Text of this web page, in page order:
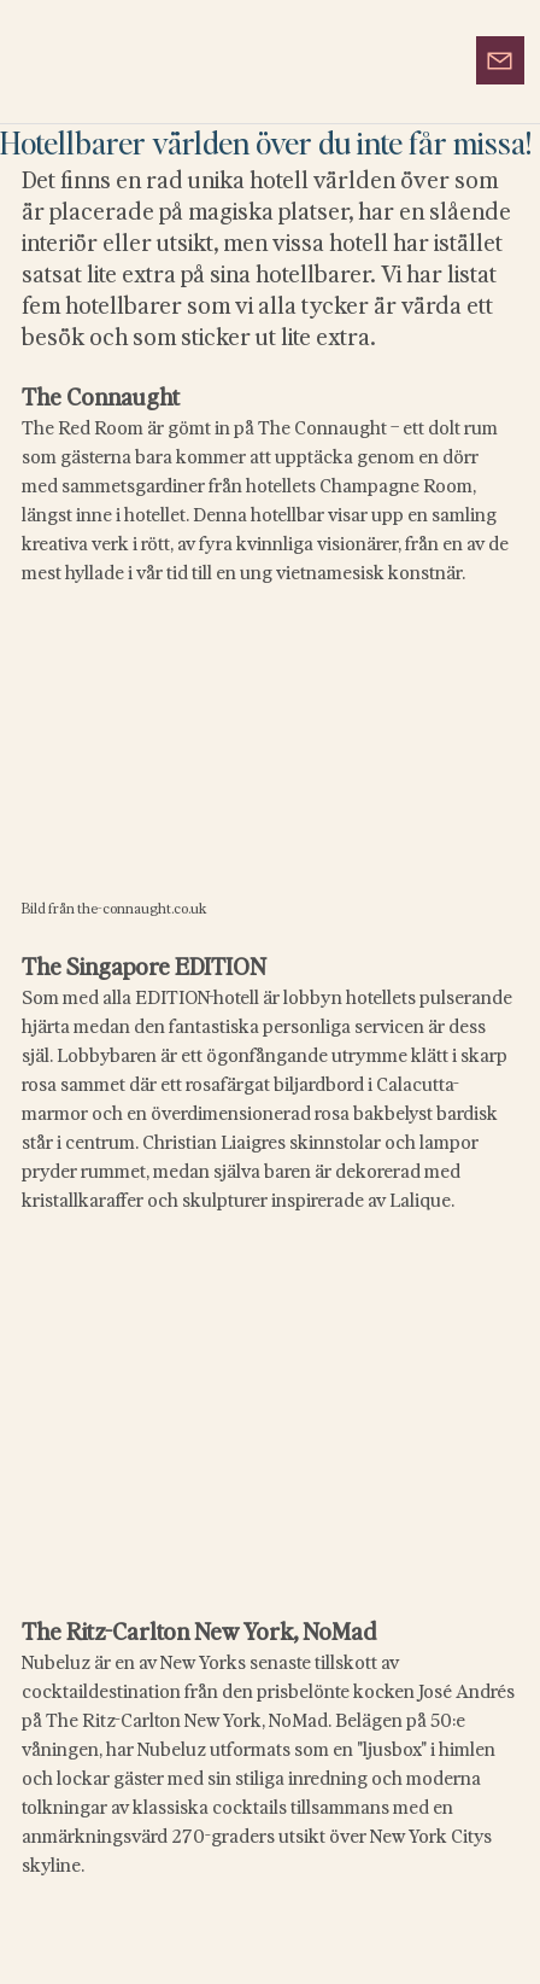
Hotellbarer världen över du inte får missa!
Det finns en rad unika hotell världen över som
är placerade på magiska platser, har en slående
interiör eller utsikt, men vissa hotell har istället
satsat lite extra på sina hotellbarer. Vi har listat
fem hotellbarer som vi alla tycker är värda ett
besök och som sticker ut lite extra.
The Connaught
The Red Room är gömt in på The Connaught – ett dolt rum
som gästerna bara kommer att upptäcka genom en dörr
med sammetsgardiner från hotellets Champagne Room,
längst inne i hotellet. Denna hotellbar visar upp en samling
kreativa verk i rött, av fyra kvinnliga visionärer, från en av de
mest hyllade i vår tid till en ung vietnamesisk konstnär.
Bild från the-connaught.co.uk
The Singapore EDITION
Som med alla EDITION-hotell är lobbyn hotellets pulserande
hjärta medan den fantastiska personliga servicen är dess
själ. Lobbybaren är ett ögonfångande utrymme klätt i skarp
rosa sammet där ett rosafärgat biljardbord i Calacutta-
marmor och en överdimensionerad rosa bakbelyst bardisk
står i centrum. Christian Liaigres skinnstolar och lampor
pryder rummet, medan själva baren är dekorerad med
kristallkaraffer och skulpturer inspirerade av Lalique.
The Ritz-Carlton New York, NoMad
Nubeluz är en av New Yorks senaste tillskott av
cocktaildestination från den prisbelönte kocken José Andrés
på The Ritz-Carlton New York, NoMad. Belägen på 50:e
våningen, har Nubeluz utformats som en "ljusbox" i himlen
och lockar gäster med sin stiliga inredning och moderna
tolkningar av klassiska cocktails tillsammans med en
anmärkningsvärd 270-graders utsikt över New York Citys
skyline.